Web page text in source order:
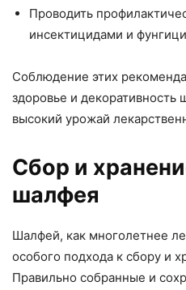
Проводить
инсектицидами и
Соблюдение этих
здоровье и декоративность
высокий урожай
Сбор и
шалфея
Шалфей, как многолетнее
особого подхода к сбору и
Правильно собранные и